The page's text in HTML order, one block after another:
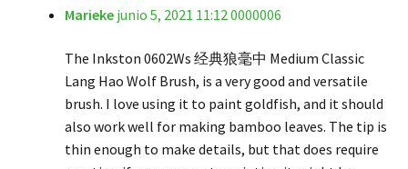
Valorado en5
Marieke junio 5, 2021 11:12 0000006
The Inkston 0602Ws 经典狼毫中 Medium Classic
Lang Hao Wolf Brush, is a very good and versatile
brush. I love using it to paint goldfish, and it should
also work well for making bamboo leaves. The tip is
thin enough to make details, but that does require